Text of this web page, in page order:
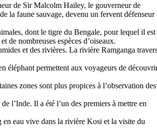
de Sir Malcolm Hailey, le gouverneur de
la faune sauvage, devenu un fervent défenseur
dont le tigre du Bengale, pour lequel il est
de nombreuses espèces d’oiseaux.
et des rivières. La rivière Ramganga
éléphant permettent aux voyageurs de
zones sont plus propices à l’observation des
l’Inde. Il a été l’un des premiers à mettre en
en eau vive dans la rivière Kosi et la visite du